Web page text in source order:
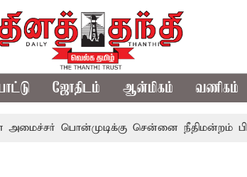
ஜோதிடம் ஆன்மிகம் வணிகம்
சென்னை நீதிமன்றம் பிடிவாராண்ட்